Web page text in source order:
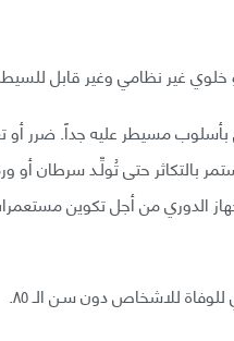
غير نظامي وغير قابل
مسيطر عليه جداً. ضرر أو
بالتكاثر حتى تُولِّـد سرطان
الدوري من أجل تكوين
للاشخاص دون سـن الـ ٨٥.